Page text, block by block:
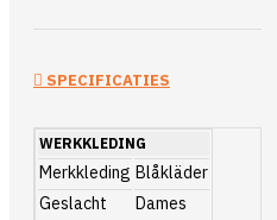
SPECIFICATIES
WERKKLEDING
Merkkleding Blåkläder
Geslacht
Dames